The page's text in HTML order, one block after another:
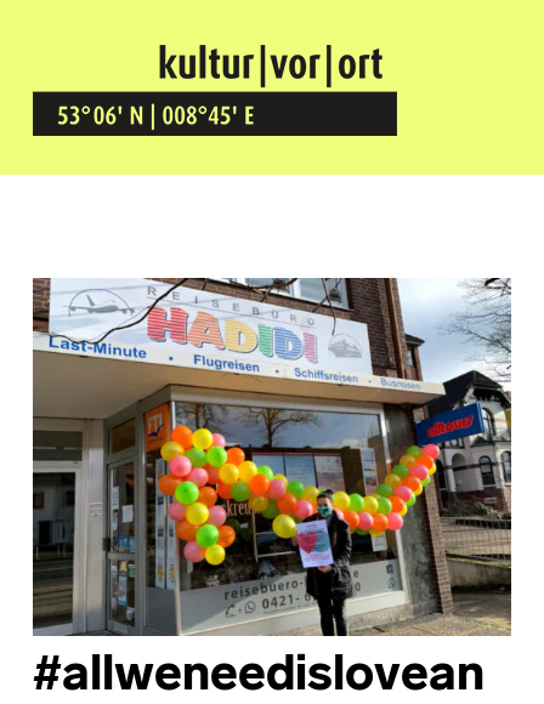
Kultur Vor Ort
BREMEN GRÖPELINGEN
#allweneedislovean